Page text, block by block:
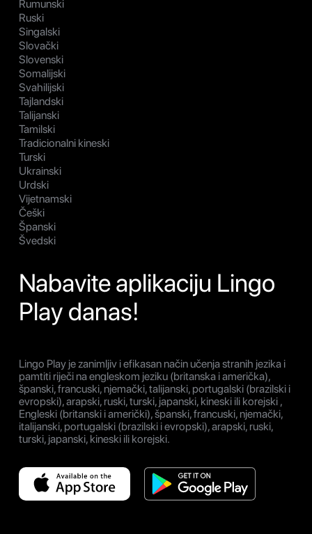
Rumunski
Ruski
Singalski
Slovački
Slovenski
Somalijski
Svahilijski
Tajlandski
Talijanski
Tamilski
Tradicionalni kineski
Turski
Ukrainski
Urdski
Vijetnamski
Češki
Španski
Švedski
Nabavite aplikaciju Lingo
Play danas!
Lingo Play je zanimljiv i efikasan način učenja stranih jezika i
pamtiti riječi na engleskom jeziku (britanska i američka),
španski, francuski, njemački, talijanski, portugalski (brazilski i
evropski), arapski, ruski, turski, japanski, kineski ili korejski ,
Engleski (britanski i američki), španski, francuski, njemački,
italijanski, portugalski (brazilski i evropski), arapski, ruski,
turski, japanski, kineski ili korejski.